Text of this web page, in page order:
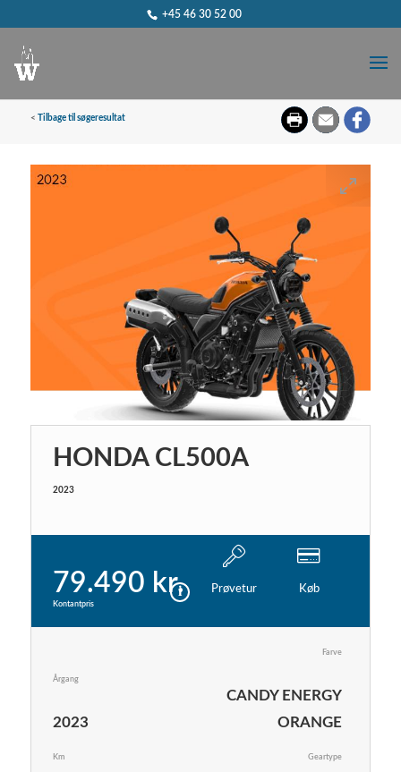
+45 46 30 52 00
< Tilbage til søgeresultat
HONDA CL500A
2023
79.490 kr.
Kontantpris
Prøvetur Køb
Årgang
2023
Farve
CANDY ENERGY
ORANGE
Km Geartype